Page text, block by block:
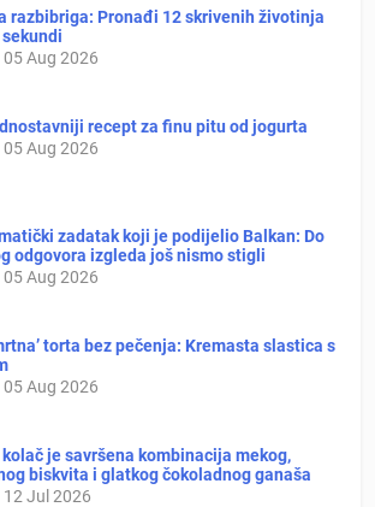
razbibriga: Pronađi 12 skrivenih životinja
05 Aug 2026
recept za finu pitu od jogurta
05 Aug 2026
zadatak koji je podijelio Balkan: Do
odgovora izgleda još nismo stigli
05 Aug 2026
torta bez pečenja: Kremasta slastica s
05 Aug 2026
je savršena kombinacija mekog,
biskvita i glatkog čokoladnog ganaša
12 Jul 2026